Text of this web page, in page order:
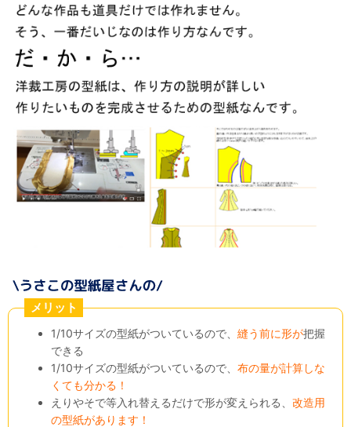
メリット
1/10サイズの型紙がついているので、縫う前に形が把握
できる
1/10サイズの型紙がついているので、布の量が計算しな
くても分かる！
えりやそで等入れ替えるだけで形が変えられる、改造用
の型紙があります！